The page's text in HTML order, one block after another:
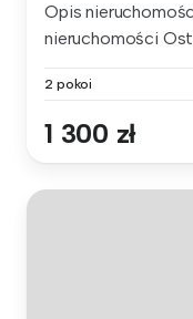
Opis
nieruchomości
2 pokoi
1 300 zł